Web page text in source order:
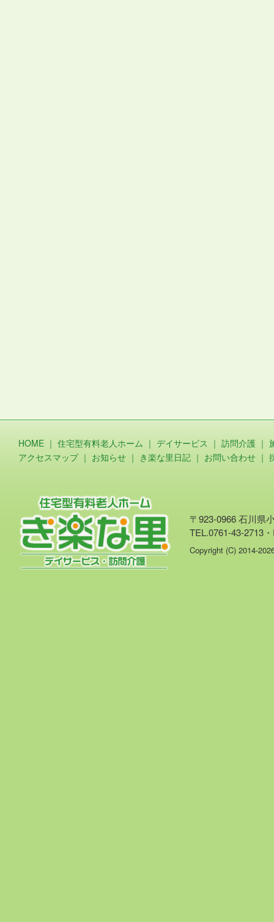
HOME ｜ 住宅型有料老人ホーム ｜ デイサービス ｜ 訪問介護 ｜
アクセスマップ｜ お知らせ ｜ き楽な里日記 ｜ お問い合わせ ｜
〒923-0966 石川県
TEL.0761-43-2713
Copyright (C) 2014-